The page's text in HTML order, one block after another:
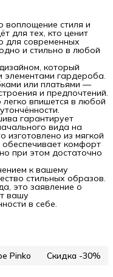
воплощение стиля и
для тех, кто ценит
для современных
и стильно в любой
который
элементами гардероба.
или платьями —
и предпочтений.
впишется в любой
гарантирует
вида на
изготовлено из мягкой
комфорт
при этом достаточно
к вашему
стильных образов.
это заявление о
вашу
в себе.
Pinko Скидка -30%